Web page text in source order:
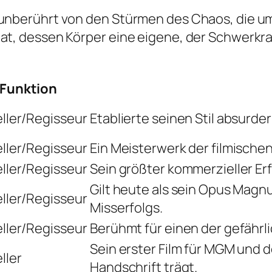
von den Stürmen des Chaos, die
dessen Körper eine eigene, der
Regisseur Etablierte seinen Stil
Regisseur Ein Meisterwerk der
RegisseurSein größter kommerzieller
RegisseurGilt heute als sein Opus
Misserfolgs.
Regisseur Berühmt für einen der
Sein erster Film für MGM
Handschrift trägt.